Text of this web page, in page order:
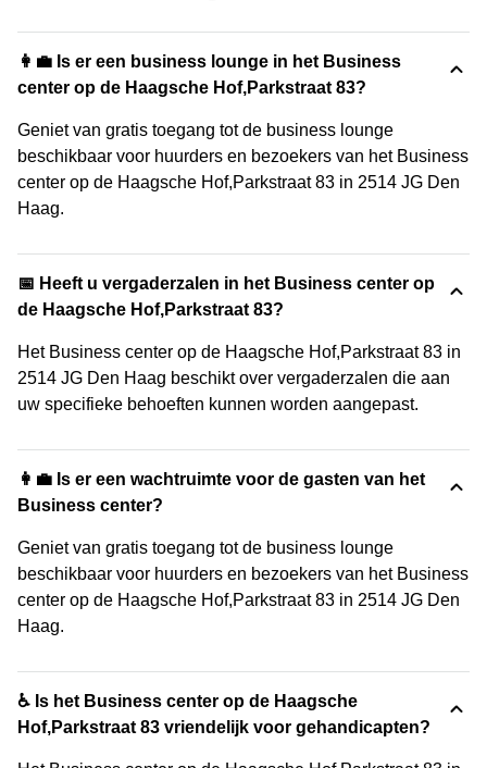
👩‍💼 Is er een business lounge in het Business
center op de Haagsche Hof,Parkstraat 83?
Geniet van gratis toegang tot de business lounge
beschikbaar voor huurders en bezoekers van het Business
center op de Haagsche Hof,Parkstraat 83 in 2514 JG Den
Haag.
📅 Heeft u vergaderzalen in het Business center op
de Haagsche Hof,Parkstraat 83?
Het Business center op de Haagsche Hof,Parkstraat 83 in
2514 JG Den Haag beschikt over vergaderzalen die aan
uw specifieke behoeften kunnen worden aangepast.
👩‍💼 Is er een wachtruimte voor de gasten van het
Business center?
Geniet van gratis toegang tot de business lounge
beschikbaar voor huurders en bezoekers van het Business
center op de Haagsche Hof,Parkstraat 83 in 2514 JG Den
Haag.
♿ Is het Business center op de Haagsche
Hof,Parkstraat 83 vriendelijk voor gehandicapten?